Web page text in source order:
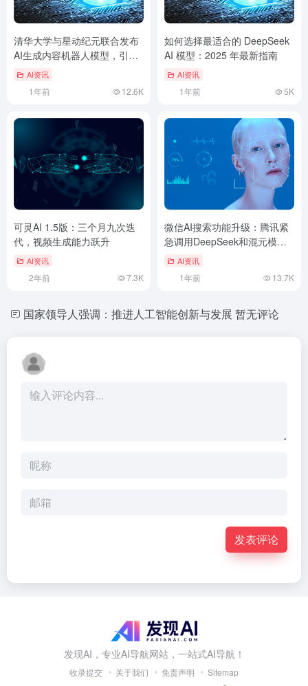
清华大学与星动纪元联合发布
AI生成内容机器人模型，引领
行业新趋势
AI资讯
1年前 12.6K
如何选择最适合的 DeepSeek
AI 模型：2025 年最新指南
AI资讯
1年前 5K
可灵AI 1.5版：三个月九次迭
代，视频生成能力跃升
AI资讯
2年前 7.3K
微信AI搜索功能升级：腾讯紧
急调用DeepSeek和混元模型
助力用户体验
AI资讯
1年前 13.7K
国家领导人强调：推进人工智能创新与发展 暂无评论
发表评论
发现AI，专业AI导航网站，一站式AI导航！
收录提交 关于我们 免责声明
Sitemap